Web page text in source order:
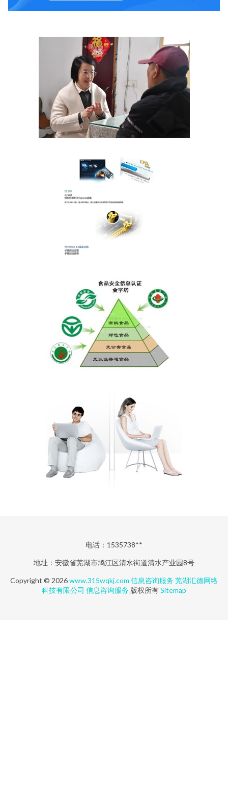
电话：1535738**
地址：安徽省芜湖市鸠江区清水街道清水产业园8号
Copyright © 2026www.315wqkj.com 信息咨询服务 芜湖汇德网络
科技有限公司 信息咨询服务 版权所有Sitemap